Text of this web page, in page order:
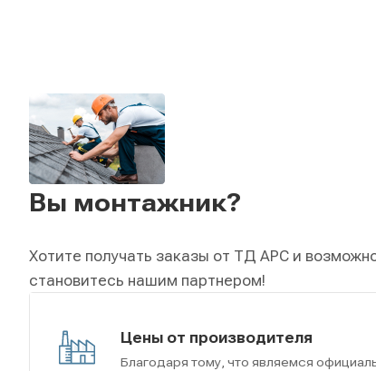
Вы монтажник?
Хотите получать заказы от ТД АРС и
становитесь нашим партнером!
Цены от производителя
Благодаря тому, что являемся